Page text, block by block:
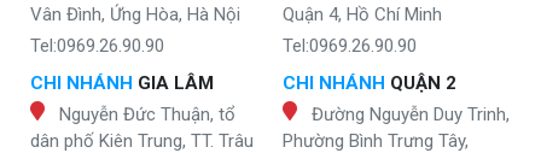
Vân Đình, Ứng Hòa, Hà Nội
Tel:0969.26.90.90
CHI NHÁNH GIA LÂM
Nguyễn Đức Thuận, tổ
dân phố Kiên Trung, TT. Trâu
Quận 4, Hồ Chí Minh
Tel:0969.26.90.90
CHI NHÁNH QUẬN 2
Đường Nguyễn Duy Trinh,
Phường Bình Trưng Tây,